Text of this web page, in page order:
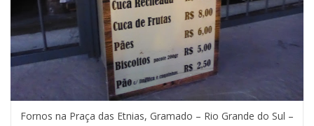
Fornos na Praça das Etnias, Gramado – Rio Grande do Sul –